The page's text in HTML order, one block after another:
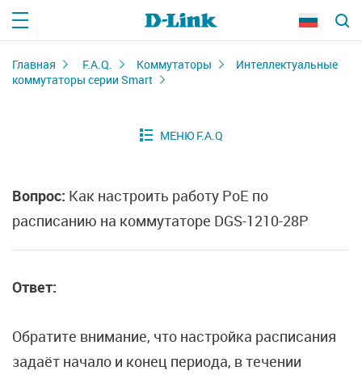
Главная F.A.Q. Коммутаторы
Интеллектуальные
коммутаторы серии Smart
Вопрос: Как настроить работу PoE по
расписанию на коммутаторе DGS-1210-28P
Ответ:
Обратите внимание, что настройка расписания
задаёт начало и конец периода, в течении